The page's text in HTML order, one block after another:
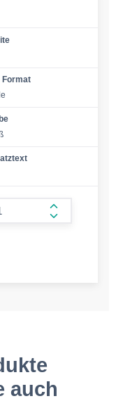
Format
form.increase-
auch